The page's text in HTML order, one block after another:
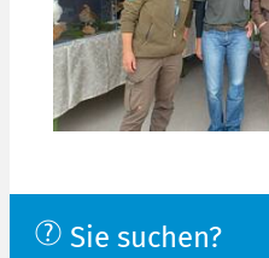
Sie suchen?